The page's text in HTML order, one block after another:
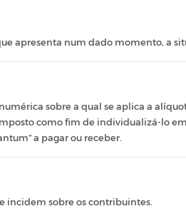
apresenta num dado momento, a
sobre a qual se aplica a
como fim de individualizá-lo
a pagar ou receber.
incidem sobre os contribuintes.